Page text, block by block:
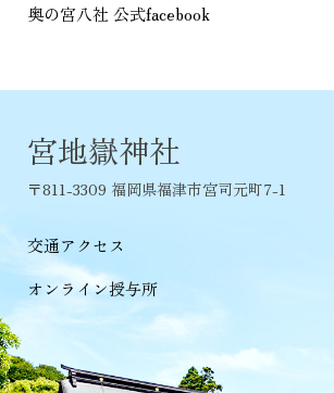
奥の宮八社 公式facebook
宮地嶽神社
〒811-3309 福岡県福津市宮司元町7-1
交通アクセス
オンライン授与所